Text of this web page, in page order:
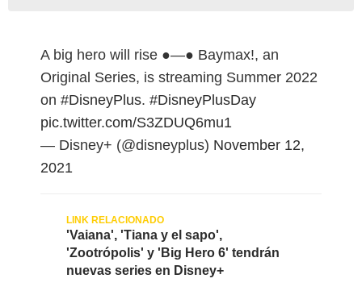
A big hero will rise ●—● Baymax!, an
Original Series, is streaming Summer 2022
on #DisneyPlus. #DisneyPlusDay
pic.twitter.com/S3ZDUQ6mu1
— Disney+ (@disneyplus) November 12,
2021
'Vaiana', 'Tiana y el sapo',
'Zootrópolis' y 'Big Hero 6' tendrán
nuevas series en Disney+